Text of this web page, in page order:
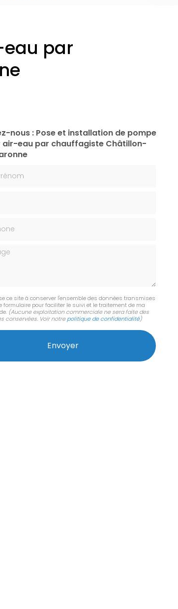
par
nous : Pose et installation de pompe
air-eau par chauffagiste Châtillon-
ce site à conserver l'ensemble des données transmises
formulaire pour faciliter le suivi et le traitement de ma
(Aucune exploitation commerciale ne sera faite des
conservées. Voir notre politique de confidentialité)